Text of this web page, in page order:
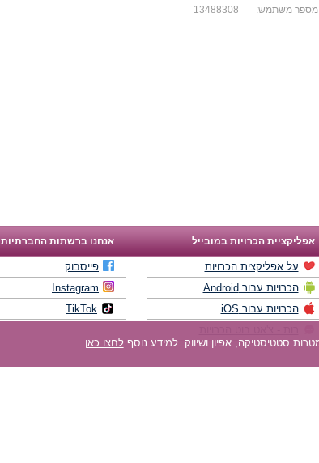
מספר משתמש:
13488308
אפליקציית הכרויות במובייל אנחנו ברשתות החברתיות
על אפליקצית הכרויות
הכרויות עבור Android
הכרויות עבור iOS
פייסבוק
Instagram
TikTok
לחצו כאן.